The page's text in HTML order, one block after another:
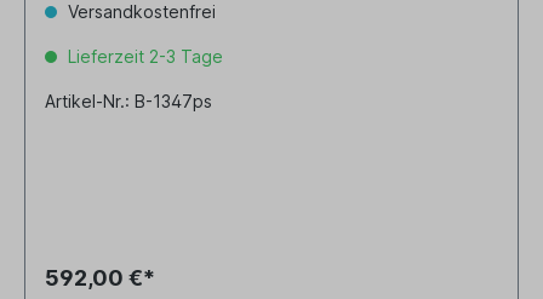
Versandkostenfrei
Lieferzeit 2-3 Tage
Artikel-Nr.: B-1347ps
592,00 €*